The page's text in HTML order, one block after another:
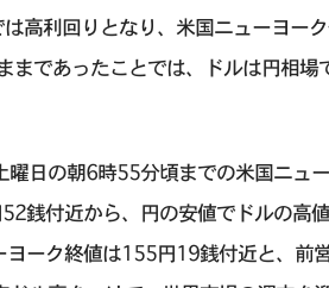
高利回りとなり、米国ニューヨー
であったことでは、ドルは円相場
日の朝6時55分頃までの米国ニュ
銭付近から、円の安値でドルの高
ーク終値は155円19銭付近と、前